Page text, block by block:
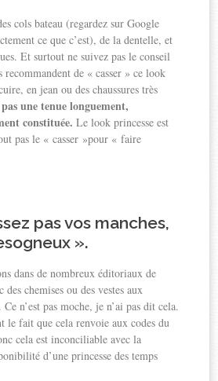
cols bateau (regardez sur Google
ce que c’est), de la dentelle, et
Et surtout ne suivez pas le conseil
recommandent de « casser » ce look
en jean ou des chaussures très
une tenue longuement,
constituée. Le look princesse est
pas le « casser »pour « faire
pas vos manches,
».
dans de nombreux éditoriaux de
des chemises ou des vestes aux
n’est pas moche, je n’ai pas dit cela.
le fait que cela renvoie aux codes du
cela est inconciliable avec la
d’une princesse des temps